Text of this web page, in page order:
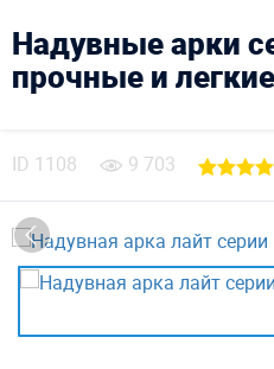
Надувные арки
прочные и
ID 1108 9 703